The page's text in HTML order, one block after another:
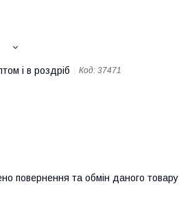
і в роздріб Код: 37471
повернення та обмін даного товару